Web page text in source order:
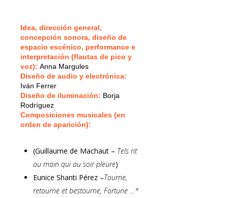
Idea, dirección general,
concepción sonora, diseño de
espacio escénico, performance e
interpretación (flautas de pico y
voz): Anna Margules
Diseño de audio y electrónica:
Iván Ferrer
Diseño de iluminación: Borja
Rodríguez
Composiciones musicales (en
orden de aparición):
(Guillaume de Machaut – Tels rit
au main qui au soir pleure)
Eunice Shanti Pérez –Tourne,
retourne et bestourne, Fortune …*